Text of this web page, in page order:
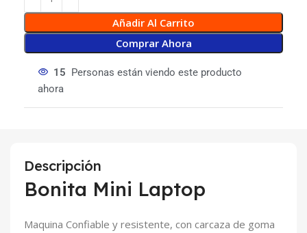
Añadir Al Carrito
Comprar Ahora
15 Personas están viendo este producto
ahora
Descripción
Bonita Mini Laptop
Maquina Confiable y resistente, con carcaza de goma